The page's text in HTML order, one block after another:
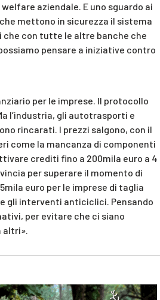
aziendale. E uno sguardo ai
mettono in sicurezza il sistema
che con tutte le altre banche che
pensare a iniziative contro
per le imprese. Il protocollo
l’industria, gli autotrasporti e
rincarati. I prezzi salgono, con il
come la mancanza di componenti
crediti fino a 200mila euro a 4
per superare il momento di
euro per le imprese di taglia
gli interventi anticiclici. Pensando
per evitare che ci siano
altri».